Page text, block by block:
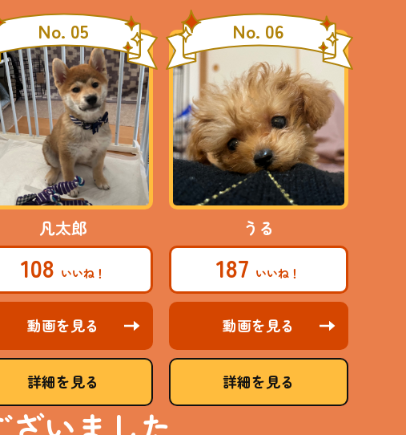
No. 05
凡太郎
108
動画を見る
詳細を見る
No. 06
うる
187
動画を見る
詳細を見る